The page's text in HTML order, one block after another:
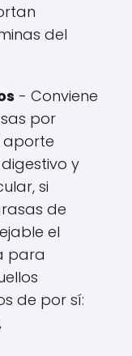
del
- Conviene
por
aporte
y
si
de
el
para
de por sí: